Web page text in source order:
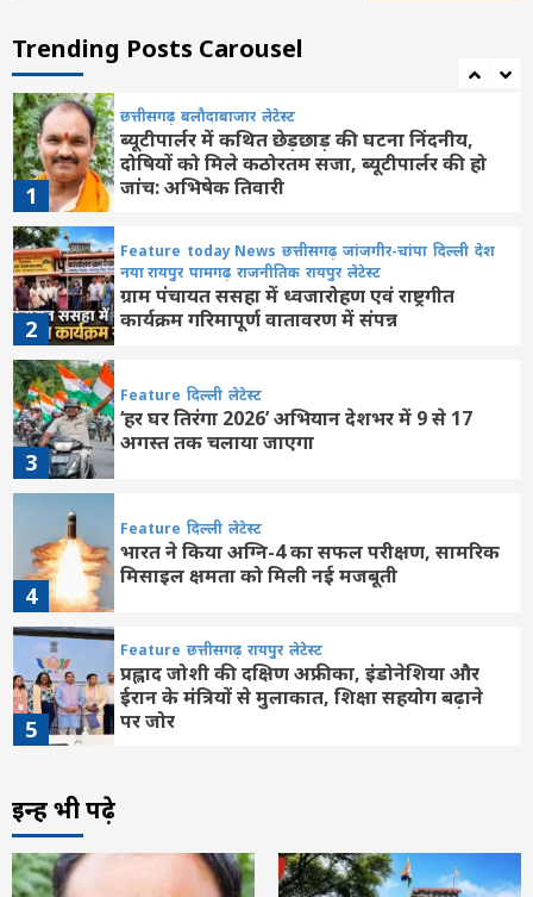
Trending Posts Carousel
1
ब्यूटीपार्लर में कथित छेड़छाड़ की घटना निंदनीय,
दोषियों को मिले कठोरतम सजा, ब्यूटीपार्लर की हो
जांच: अभिषेक तिवारी
2
नया रायपुर
पामगढ़ राजनीतिक रायपुर लेटेस्ट
ग्राम पंचायत ससहा में ध्वजारोहण एवं राष्ट्रगीत
कार्यक्रम गरिमापूर्ण वातावरण में संपन्न
3
‘हर घर तिरंगा 2026’ अभियान देशभर में 9 से 17
अगस्त तक चलाया जाएगा
4
भारत ने किया अग्नि-4 का सफल परीक्षण, सामरिक
मिसाइल क्षमता को मिली नई मजबूती
5
प्रह्लाद जोशी की दक्षिण अफ्रीका, इंडोनेशिया और
ईरान के मंत्रियों से मुलाकात, शिक्षा सहयोग बढ़ाने
पर जोर
6
इन्हें भी पढ़े